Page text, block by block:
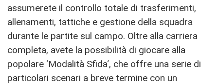
assumerete il controllo totale di trasferimenti,
allenamenti, tattiche e gestione della squadra
durante le partite sul campo. Oltre alla carriera
completa, avete la possibilità di giocare alla
popolare ‘Modalità Sfida‘, che offre una serie di
particolari scenari a breve termine con un